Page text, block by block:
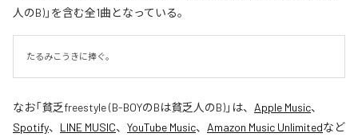
人のB)」を含む全1曲となっている。
たるみこうきに捧ぐ。
なお「貧乏freestyle (B-BOYのBは貧乏人のB)」は、 Apple Music、
Spotify、 LINE MUSIC、 YouTube Music、 Amazon Music Unlimitedなど